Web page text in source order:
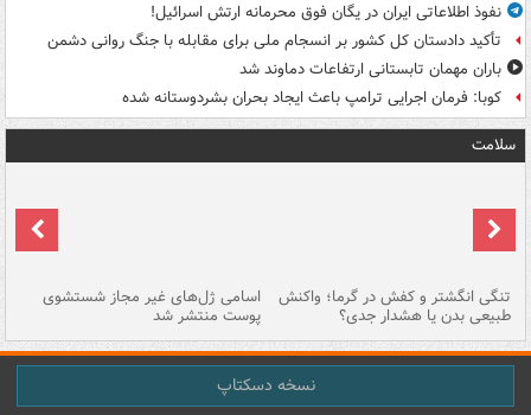
نفوذ اطلاعاتی ایران در یگان فوق محرمانه ارتش اسرائیل!
تأکید دادستان کل کشور بر انسجام ملی برای مقابله با جنگ روانی دشمن
باران مهمان تابستانی ارتفاعات دماوند شد
کوبا: فرمان اجرایی ترامپ باعث ایجاد بحران بشردوستانه شده
سلامت
تنگی انگشتر و کفش در گرما؛ واکنش
طبیعی بدن یا هشدار جدی؟
اسامی ژل‌های غیر مجاز شستشوی
پوست منتشر شد
نسخه دسکتاپ